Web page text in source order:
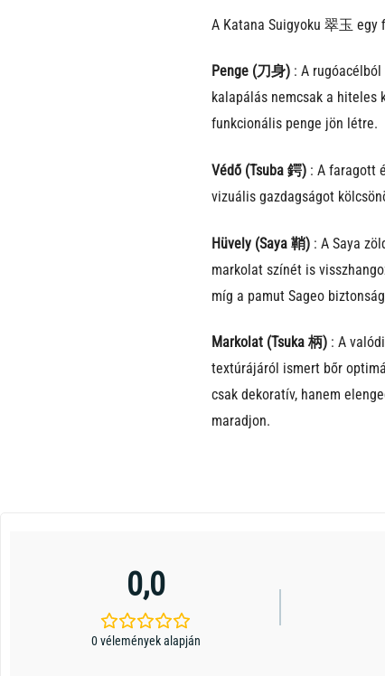
A Katana Suigyoku 翠玉
Penge (刀身): A rugóacélból
kalapálás nemcsak a hiteles
funkcionális penge jön létre.
Védő (Tsuba 鍔): A faragott
vizuális gazdagságot
Hüvely (Saya 鞘): A Saya
markolat színét is
míg a pamut Sageo
Markolat (Tsuka 柄): A
textúrájáról ismert bőr
csak dekoratív, hanem
maradjon.
0,0
0 vélemények alapján